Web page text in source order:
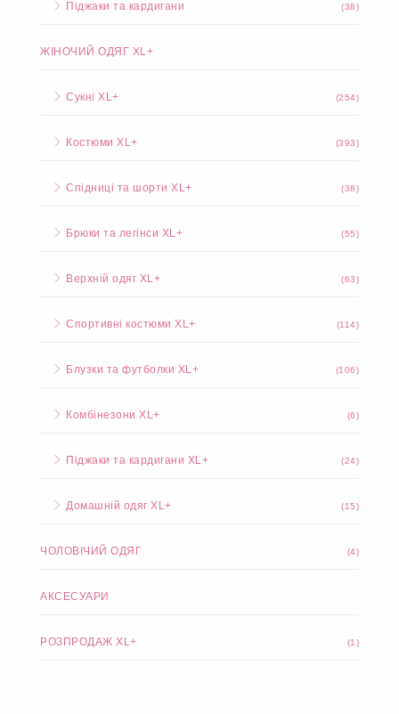
Піджаки та кардигани (38)
ЖІНОЧИЙ ОДЯГ XL+
Сукні XL+ (254)
Костюми XL+ (393)
Спідниці та шорти XL+ (38)
Брюки та легінси XL+ (55)
Верхній одяг XL+ (63)
Спортивні костюми XL+ (114)
Блузки та футболки XL+ (106)
Комбінезони XL+ (6)
Піджаки та кардигани XL+ (24)
Домашній одяг XL+ (15)
ЧОЛОВІЧИЙ ОДЯГ (4)
АКСЕСУАРИ
РОЗПРОДАЖ XL+ (1)